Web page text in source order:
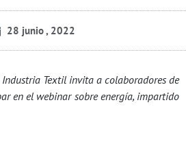
28 junio , 2022
Textil invita a colaboradores de
en el webinar sobre energía, impartido